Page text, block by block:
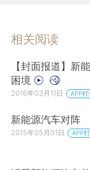
相关阅读
【封面报道】新
困境
2016年03月11日 APP打
新能源汽车对阵
2015年05月01日 APP